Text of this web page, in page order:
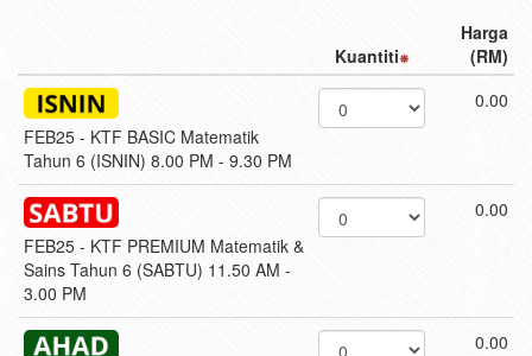
Kuantiti
Harga
(RM)
FEB25 - KTF BASIC Matematik
Tahun 6 (ISNIN) 8.00 PM - 9.30 PM
0.00
FEB25 - KTF PREMIUM Matematik &
Sains Tahun 6 (SABTU) 11.50 AM -
3.00 PM
0.00
0.00